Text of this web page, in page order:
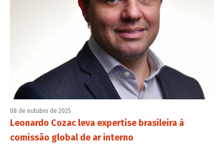
08 de outubro de 2025
Leonardo Cozac leva expertise brasileira à
comissão global de ar interno